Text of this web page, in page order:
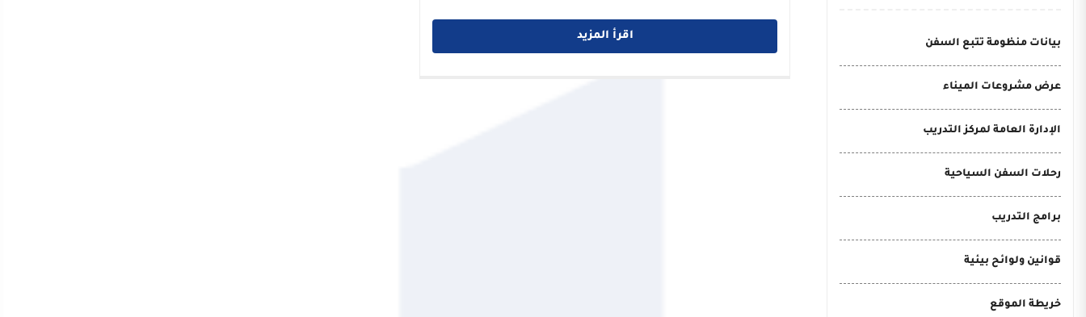
بيانات منظومة تتبع السفن
عرض مشروعات الميناء
الإدارة العامة لمركز التدريب
رحلات السفن السياحية
برامج التدريب
قوانين ولوائح بيئية
خريطة الموقع
اقرأ المزيد